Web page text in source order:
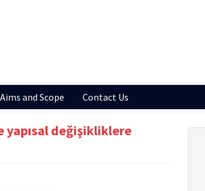
Aims and Scope Contact Us
yapısal değişikliklere